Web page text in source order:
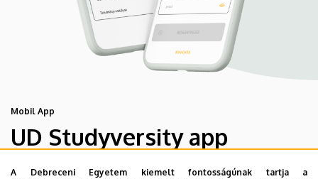
Mobil App
UD Studyversity app
A Debreceni Egyetem kiemelt fontosságúnak tartja a